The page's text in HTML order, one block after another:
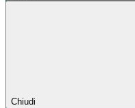
Chiudi